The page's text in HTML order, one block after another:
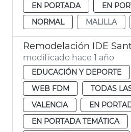
EN PORTADA
EN
NORMAL
MALILLA
Remodelación IDE
modificado hace 1 año
EDUCACIÓN Y DEPORTE
WEB FDM
TODAS
VALENCIA
EN
EN PORTADA TEMÁTICA